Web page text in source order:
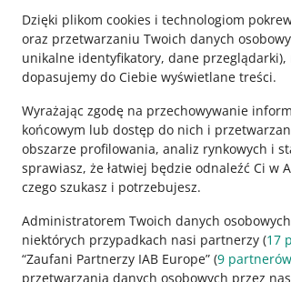
Dzięki plikom cookies i technologiom
oraz przetwarzaniu Twoich danych
unikalne identyfikatory, dane przeglądarki),
dopasujemy do Ciebie wyświetlane treści.
Wyrażając zgodę na przechowywanie
końcowym lub dostęp do nich i
obszarze profilowania, analiz rynkowych i
sprawiasz, że łatwiej będzie odnaleźć Ci w
czego szukasz i potrzebujesz.
Administratorem Twoich danych
niektórych przypadkach nasi partnerzy (17
“Zaufani Partnerzy IAB Europe” (9 partnerów
przetwarzania danych osobowych przez
motyw jasny